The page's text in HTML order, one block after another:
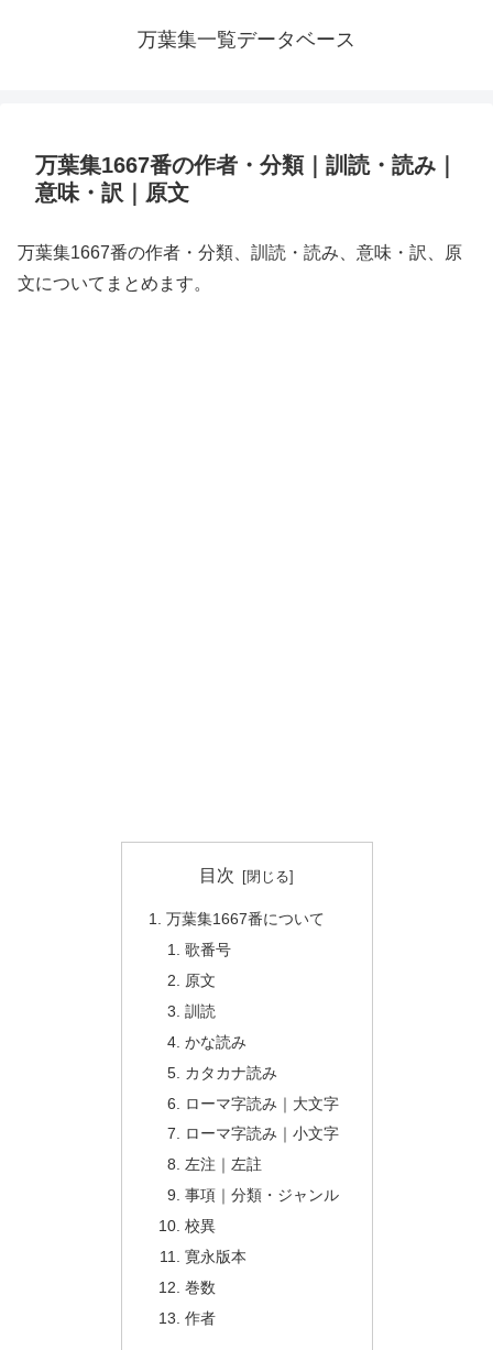
万葉集一覧データベース
万葉集1667番の作者・分類｜訓読・読み｜
意味・訳｜原文
万葉集1667番の作者・分類、訓読・読み、意味・訳、原
文についてまとめます。
目次
万葉集1667番について
歌番号
原文
訓読
かな読み
カタカナ読み
ローマ字読み｜大文字
ローマ字読み｜小文字
左注｜左註
事項｜分類・ジャンル
校異
寛永版本
巻数
作者